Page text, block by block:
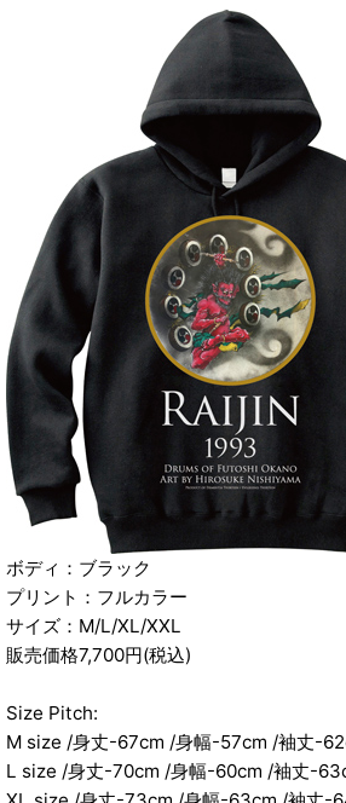
ボディ：ブラック
プリント：フルカラー
サイズ：M/L/XL/XXL
販売価格7,700円(税込)
Size Pitch:
M size /身丈-67cm /身幅-57cm /袖丈-
L size /身丈-70cm /身幅-60cm /袖丈-